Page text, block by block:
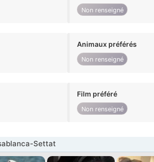
Non renseigné
Animaux préférés
Non renseigné
Film préféré
Non renseigné
Settat